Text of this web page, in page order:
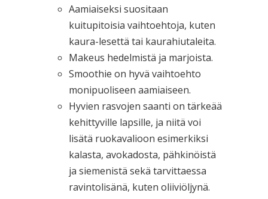
Aamiaiseksi suositaan
kuitupitoisia vaihtoehtoja, kuten
kaura-lesettä tai kaurahiutaleita.
Makeus hedelmistä ja marjoista.
Smoothie on hyvä vaihtoehto
monipuoliseen aamiaiseen.
Hyvien rasvojen saanti on tärkeää
kehittyville lapsille, ja niitä voi
lisätä ruokavalioon esimerkiksi
kalasta, avokadosta, pähkinöistä
ja siemenistä sekä tarvittaessa
ravintolisänä, kuten oliiviöljynä.